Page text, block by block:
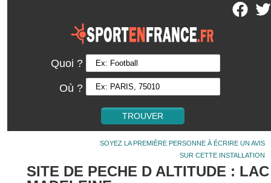
Quoi ?
Où ?
SOYEZ LA PREMIÈRE PERSONNE À ÉCRIRE UN AVIS
SUR CETTE INSTALLATION
SITE DE PECHE D ALTITUDE : LAC